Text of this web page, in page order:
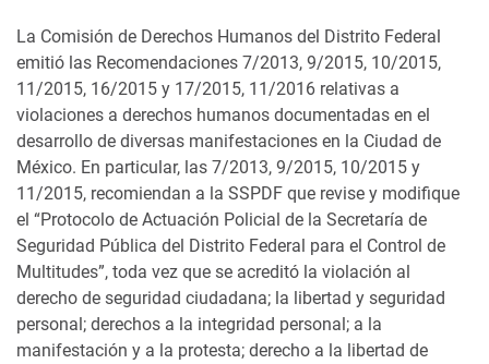
La Comisión de Derechos Humanos del Distrito Federal
emitió las Recomendaciones 7/2013, 9/2015, 10/2015,
11/2015, 16/2015 y 17/2015, 11/2016 relativas a
violaciones a derechos humanos documentadas en el
desarrollo de diversas manifestaciones en la Ciudad de
México. En particular, las 7/2013, 9/2015, 10/2015 y
11/2015, recomiendan a la SSPDF que revise y modifique
el “Protocolo de Actuación Policial de la Secretaría de
Seguridad Pública del Distrito Federal para el Control de
Multitudes”, toda vez que se acreditó la violación al
derecho de seguridad ciudadana; la libertad y seguridad
personal; derechos a la integridad personal; a la
manifestación y a la protesta; derecho a la libertad de